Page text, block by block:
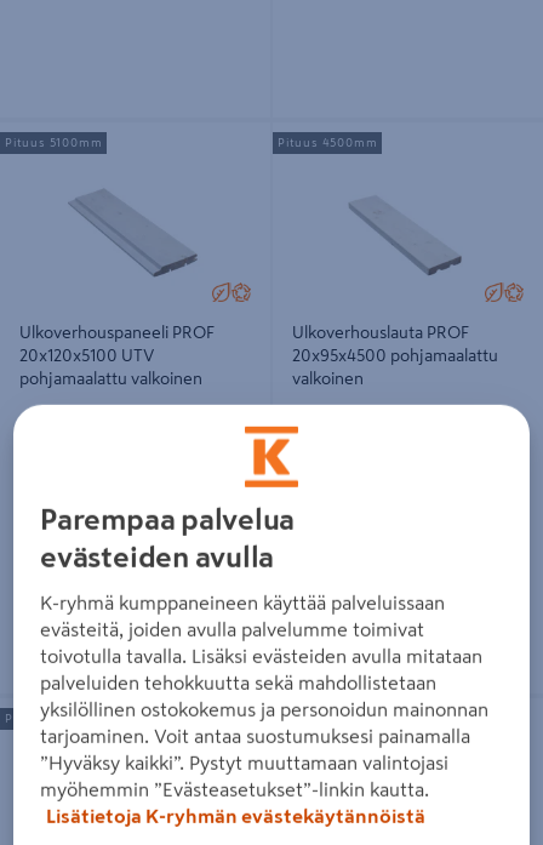
Ulkoverhouspaneeli PROF
20x120x5100 UTV pohjamaalattu
Ulkoverhouspaneeli PROF
20x120x5100 UTV
pohjamaalattu valkoinen
10,15€/kpl
Lue lisää
Pituus 5100mm
Ulkoverhouslauta PROF
20x95x4500 pohjamaalattu
Ulkoverhouslauta PROF
20x95x4500 pohjamaalattu
valkoinen
7,16 €
Pituus 4500mm
Ulkoverhouslauta PROF
20x120x4500 pohjamaalattu
valkoinen
Pituus 4500mm
Ulkoverhouspaneeli PROF
20x120x4800 UTV pohjamaalattu
valkoinen
Parempaa palvelua
evästeiden avulla
K-ryhmä kumppaneineen käyttää palveluissaan
evästeitä, joiden avulla palvelumme toimivat
toivotulla tavalla. Lisäksi evästeiden avulla mitataan
palveluiden tehokkuutta sekä mahdollistetaan
yksilöllinen ostokokemus ja personoidun mainonnan
tarjoaminen. Voit antaa suostumuksesi painamalla
”Hyväksy kaikki”. Pystyt muuttamaan valintojasi
myöhemmin ”Evästeasetukset”-linkin kautta.
Lisätietoja K-ryhmän evästekäytännöistä